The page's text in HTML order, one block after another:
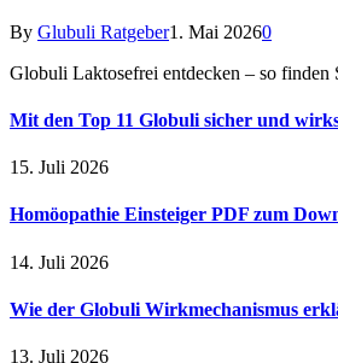
By Glubuli Ratgeber1. Mai 20260
Globuli Laktosefrei entdecken – so
Mit den Top 11 Globuli sicher und
15. Juli 2026
Homöopathie Einsteiger PDF zum
14. Juli 2026
Wie der Globuli Wirkmechanismus
13. Juli 2026